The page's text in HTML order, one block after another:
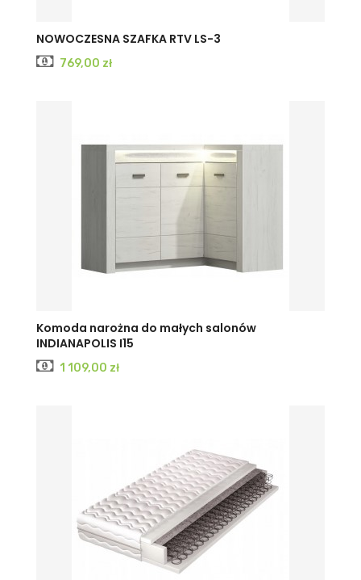
CASHMERE
INDIGO
NOWOCZESNA SZAFKA RTV LS-3
Cena
769,00 zł
KRAFTJESIONJESION
Komoda narożna do małych salonów
INDIANAPOLIS I15
Cena
1 109,00 zł